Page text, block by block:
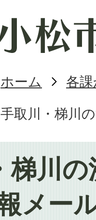
ホーム
各
手取川・梯川
梯川
メー